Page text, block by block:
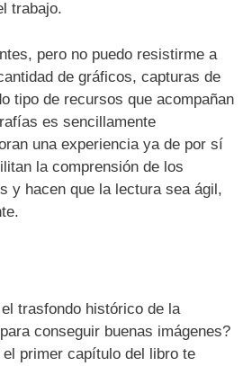
trabajo.
pero no puedo resistirme a
de gráficos, capturas de
tipo de recursos que acompañan
es sencillamente
una experiencia ya de por sí
la comprensión de los
y hacen que la lectura sea ágil,
trasfondo histórico de la
conseguir buenas imágenes?
primer capítulo del libro te